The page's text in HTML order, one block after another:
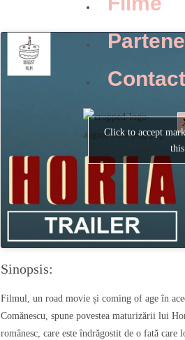
Contact
Click to accept
Sinopsis:
Filmul, un road movie și coming of age în
Comănescu, spune povestea maturizării lui
românesc, care este îndrăgostit de o fată